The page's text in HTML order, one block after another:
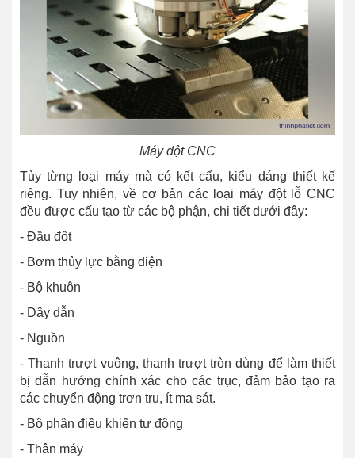
Máy đột CNC
Tùy từng loại máy mà có kết cấu, kiểu dáng thiết kế
riêng. Tuy nhiên, về cơ bản các loại máy đột lỗ CNC
đều được cấu tạo từ các bộ phận, chi tiết dưới đây:
- Đầu đột
- Bơm thủy lực bằng điện
- Bộ khuôn
- Dây dẫn
- Nguồn
- Thanh trượt vuông, thanh trượt tròn dùng để làm thiết
bị dẫn hướng chính xác cho các trục, đảm bảo tạo ra
các chuyển động trơn tru, ít ma sát.
- Bộ phận điều khiển tự động
- Thân máy